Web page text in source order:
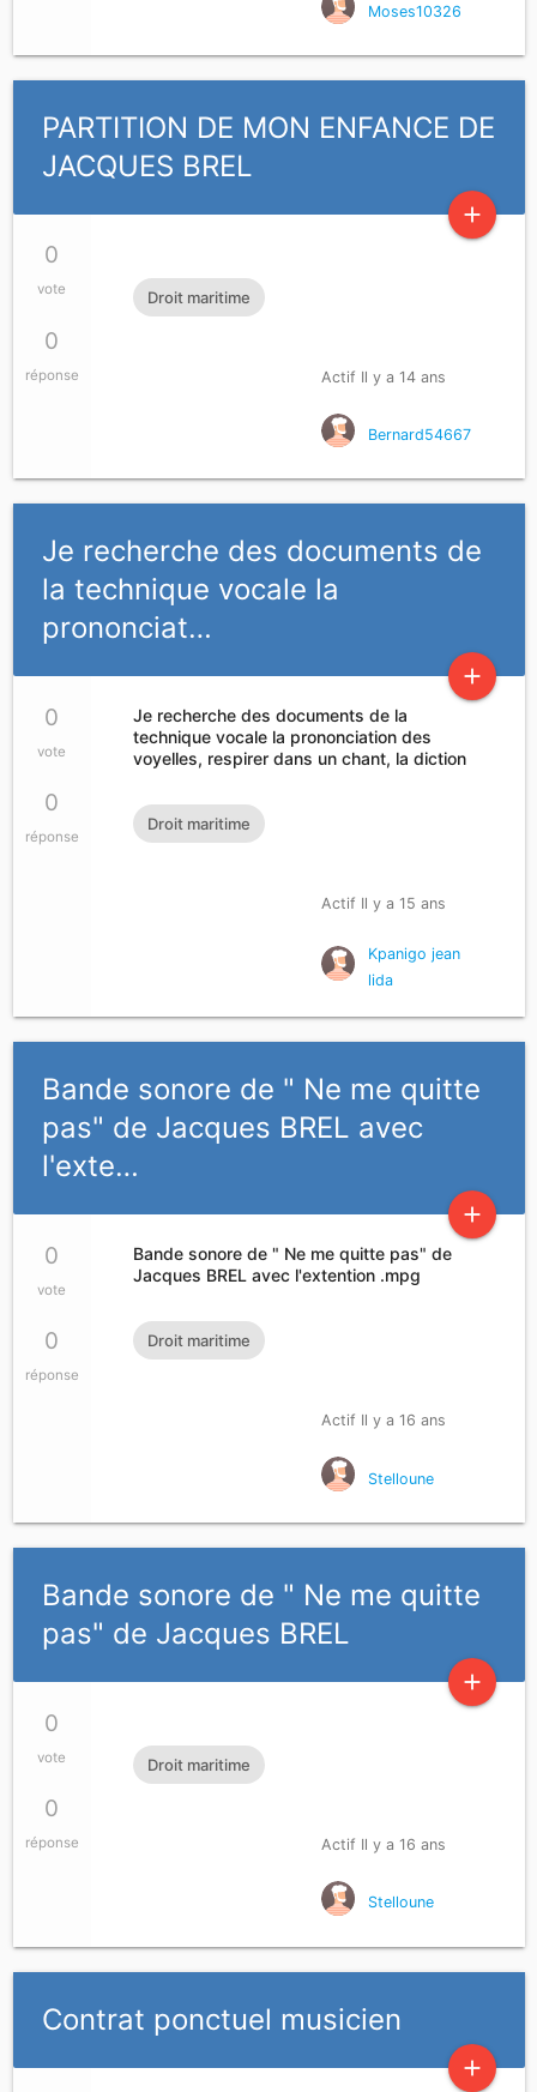
Moses10326
PARTITION DE MON ENFANCE DE
JACQUES BREL
add
0
vote
0
réponse
Droit maritime
Actif Il y a 14 ans
Bernard54667
Je recherche des documents de
la technique vocale la
prononciat…
add
0
vote
0
réponse
Je recherche des documents de la
technique vocale la prononciation des
voyelles, respirer dans un chant, la diction
Droit maritime
Actif Il y a 15 ans
Kpanigo jean
lida
Bande sonore de " Ne me quitte
pas" de Jacques BREL avec
l'exte…
add
0
vote
0
réponse
Bande sonore de " Ne me quitte pas" de
Jacques BREL avec l'extention .mpg
Droit maritime
Actif Il y a 16 ans
Stelloune
Bande sonore de " Ne me quitte
pas" de Jacques BREL
add
0
vote
0
réponse
Droit maritime
Actif Il y a 16 ans
Stelloune
Contrat ponctuel musicien
add